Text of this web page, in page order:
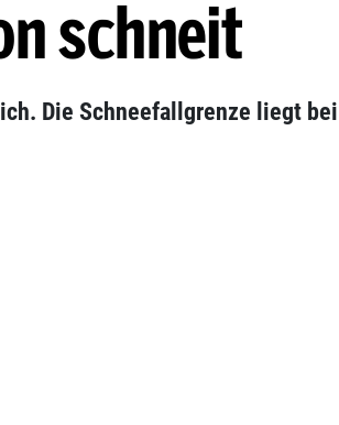
schneit
Die Schneefallgrenze liegt bei